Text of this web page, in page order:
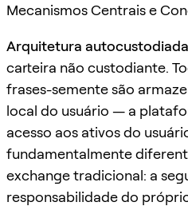
Mecanismos Centrais e
Arquitetura
carteira não custodiante.
frases-semente são
local do usuário — a
acesso aos ativos do
fundamentalmente
exchange tradicional: a
responsabilidade do